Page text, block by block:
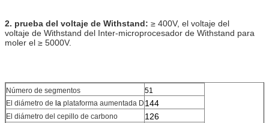
2. prueba del voltaje de Withstand: ≥ 400V, el voltaje del
voltaje de Withstand del Inter-microprocesador de Withstand para
moler el ≥ 5000V.
Número de segmentos
51
El diámetro de la plataforma aumentada D 144
El diámetro del cepillo de carbono 126